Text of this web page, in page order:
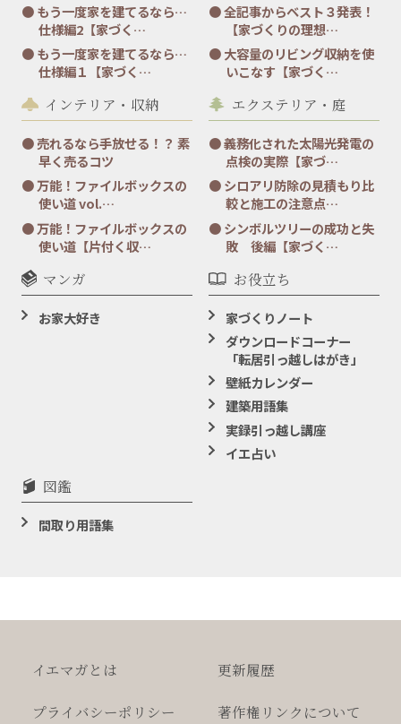
もう一度家を建てるなら…
仕様編2【家づく…
もう一度家を建てるなら…
仕様編１【家づく…
全記事からベスト３発表！
【家づくりの理想…
大容量のリビング収納を使
いこなす【家づく…
インテリア・収納
売れるなら手放せる！？ 素
早く売るコツ
万能！ファイルボックスの
使い道 vol.…
万能！ファイルボックスの
使い道【片付く収…
エクステリア・庭
義務化された太陽光発電の
点検の実際【家づ…
シロアリ防除の見積もり比
較と施工の注意点…
シンボルツリーの成功と失
敗 後編【家づく…
マンガ
お家大好き
お役立ち
家づくりノート
ダウンロードコーナー
「転居引っ越しはがき」
壁紙カレンダー
建築用語集
実録引っ越し講座
イエ占い
図鑑
間取り用語集
イエマガとは 更新履歴
プライバシーポリシー 著作権 リンクについて